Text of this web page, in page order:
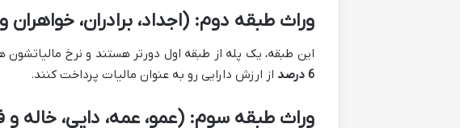
وراث طبقه دوم: (اجداد، برادران، خواهران
این طبقه، یک پله از طبقه اول دورتر هستند و نرخ
6 درصد
از ارزش دارایی رو به عنوان مالیات پرداخت کنند.
وراث طبقه سوم: (عمو، عمه، دایی، خاله و